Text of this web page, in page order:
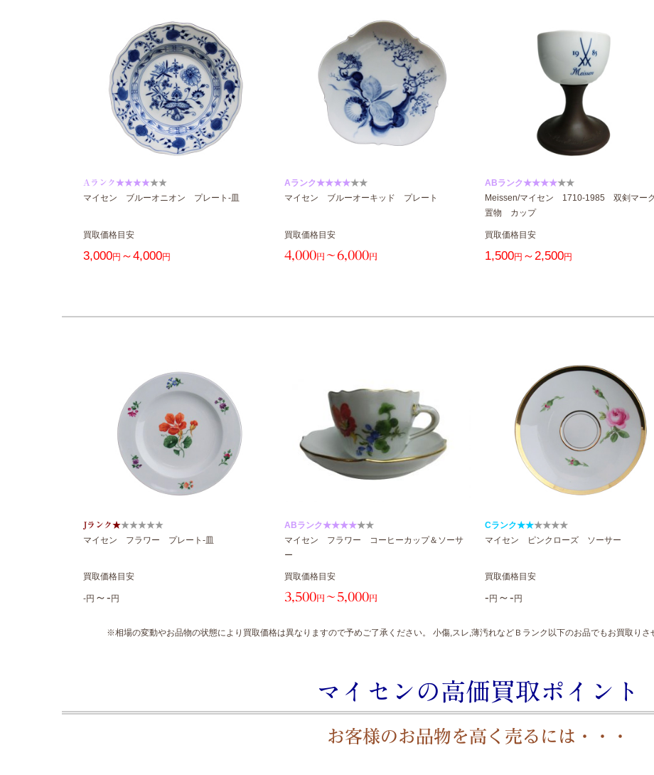
Aランク★★★★★★
マイセン ブルーオニオン プレート-皿
買取価格目安
3,000円 ～4,000円
Aランク★★★★★★
マイセン ブルーオーキッド プレート
買取価格目安
4,000円 ～6,000円
ABランク★★★★★★
Meissen/マイセン 1710-1985 双剣マー
置物 カップ
買取価格目安
1,500円 ～2,500円
Jランク★★★★★★
マイセン フラワー プレート-皿
買取価格目安
-円 ～- 円
ABランク★★★★★★
マイセン フラワー コーヒーカップ＆ソーサ
ー
買取価格目安
3,500円 ～5,000円
Cランク★★★★★★
マイセン ピンクローズ ソーサー
買取価格目安
- 円 ～- 円
※相場の変動やお品物の状態により買取価格は異なりますので予めご了承ください。 小傷,スレ,薄汚れなどＢランク以下のお品でもお買取りさ
マイセンの高価買取ポイント
お客様のお品物を高く売るには・・・